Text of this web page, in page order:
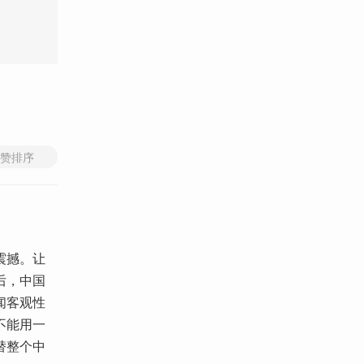
排序
撼。让
，中国
客观性
能用一
整个中